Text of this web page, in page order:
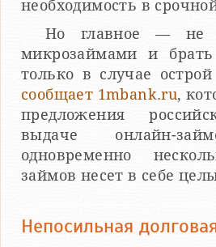
необходимость в
Но главное — не
микрозаймами и
только в случае
сообщает 1mbank.ru,
предложения
выдаче онлайн-
одновременно
займов несет в себе
Непосильная